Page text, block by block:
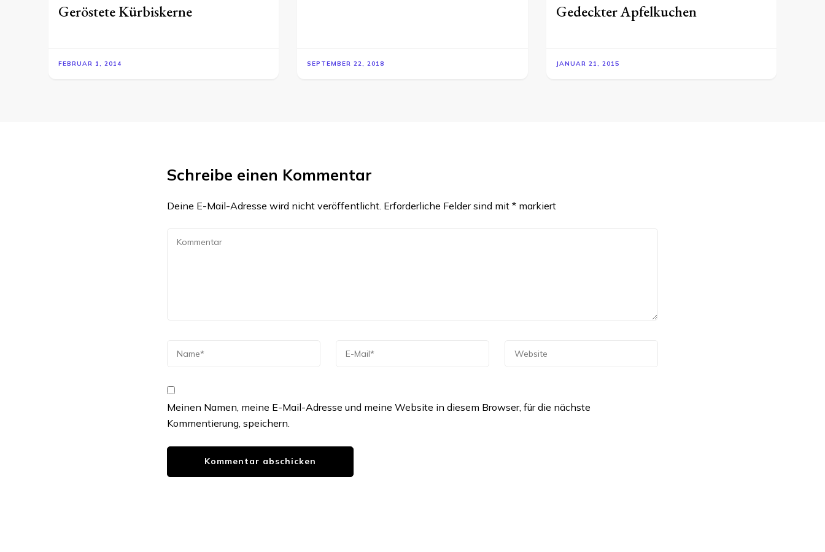
Geröstete Kürbiskerne
FEBRUAR 1, 2014 SEPTEMBER 22, 2018
Gedeckter Apfelkuchen
JANUAR 21, 2015
Schreibe einen Kommentar
Deine E-Mail-Adresse wird nicht veröffentlicht. Erforderliche Felder sind mit * markiert
Meinen Namen, meine E-Mail-Adresse und meine Website in diesem Browser, für die nächste
Kommentierung, speichern.